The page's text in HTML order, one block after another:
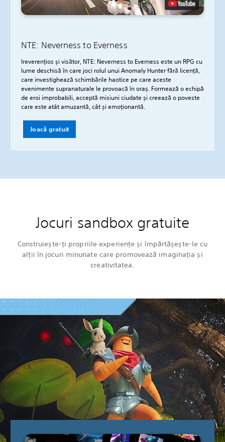
NTE: Neverness to Everness
Ireverențios și visător, NTE: Neverness to Everness este un RPG cu
lume deschisă în care joci rolul unui Anomaly Hunter fără licență,
care investighează schimbările haotice pe care aceste
evenimente supranaturale le provoacă în oraș. Formează o echipă
de eroi improbabili, acceptă misiuni ciudate și creează o poveste
care este atât amuzantă, cât și emoționantă.
Joacă gratuit
Jocuri sandbox gratuite
Construiește-ți propriile experiențe și împărtășește-le cu
alții în jocuri minunate care promovează imaginația și
creativitatea.